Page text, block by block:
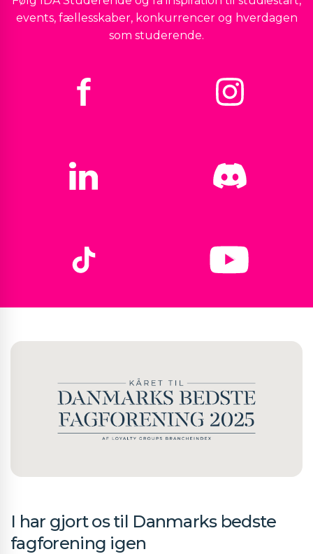
events, fællesskaber, konkurrencer og hverdagen
som studerende.
I har gjort os til Danmarks bedste
fagforening igen